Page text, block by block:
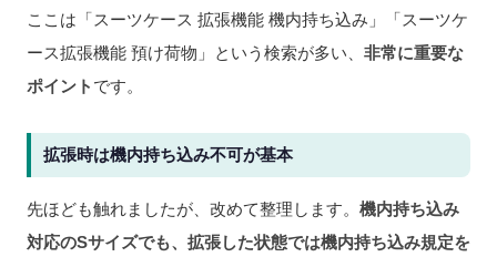
ここは「スーツケース 拡張機能 機内持ち込み」「スーツケ
ース拡張機能 預け荷物」という検索が多い、 非常に重要な
ポイント です。
拡張時は機内持ち込み不可が基本
先ほども触れましたが、改めて整理します。 機内持ち込み
対応のSサイズでも、拡張した状態では機内持ち込み規定を